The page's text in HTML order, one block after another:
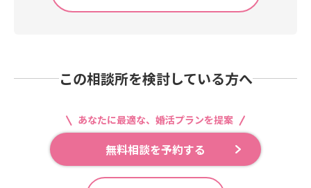
この相談所を検討している方へ
あなたに最適な、婚活プランを提案
無料相談を予約する